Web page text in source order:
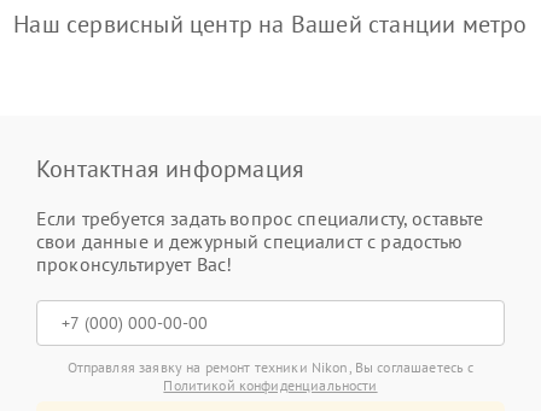
Наш сервисный центр на Вашей станции метро
Контактная информация
Если требуется задать вопрос специалисту, оставьте
свои данные и дежурный специалист с радостью
проконсультирует Вас!
Отправляя заявку на ремонт техники Nikon, Вы соглашаетесь с
Политикой конфиденциальности